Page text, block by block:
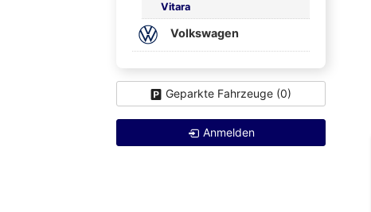
Vitara
Volkswagen
Geparkte Fahrzeuge (0)
Anmelden